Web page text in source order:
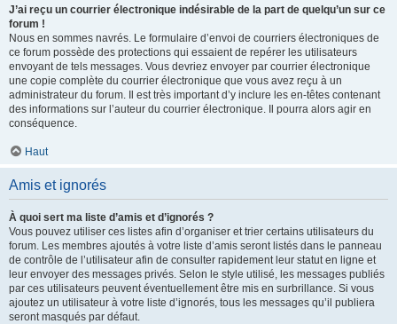
J’ai reçu un courrier électronique indésirable de la part de quelqu’un sur ce
forum !
Nous en sommes navrés. Le formulaire d’envoi de courriers électroniques de
ce forum possède des protections qui essaient de repérer les utilisateurs
envoyant de tels messages. Vous devriez envoyer par courrier électronique
une copie complète du courrier électronique que vous avez reçu à un
administrateur du forum. Il est très important d’y inclure les en-têtes contenant
des informations sur l’auteur du courrier électronique. Il pourra alors agir en
conséquence.
Haut
Amis et ignorés
À quoi sert ma liste d’amis et d’ignorés ?
Vous pouvez utiliser ces listes afin d’organiser et trier certains utilisateurs du
forum. Les membres ajoutés à votre liste d’amis seront listés dans le panneau
de contrôle de l’utilisateur afin de consulter rapidement leur statut en ligne et
leur envoyer des messages privés. Selon le style utilisé, les messages publiés
par ces utilisateurs peuvent éventuellement être mis en surbrillance. Si vous
ajoutez un utilisateur à votre liste d’ignorés, tous les messages qu’il publiera
seront masqués par défaut.